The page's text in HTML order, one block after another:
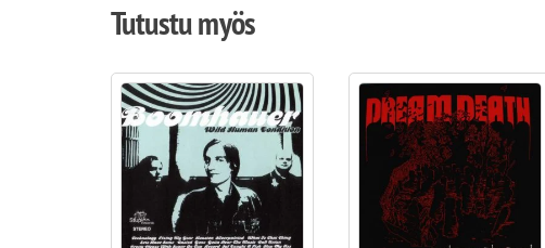
Tutustu myös